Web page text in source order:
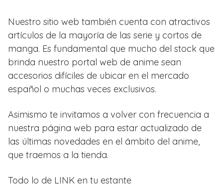
Nuestro sitio web también cuenta con atractivos
artículos de la mayoría de las serie y cortos de
manga. Es fundamental que mucho del stock que
brinda nuestro portal web de anime sean
accesorios difíciles de ubicar en el mercado
español o muchas veces exclusivos.
Asimismo te invitamos a volver con frecuencia a
nuestra página web para estar actualizado de
las últimas novedades en el ámbito del anime,
que traemos a la tienda.
Todo lo de LINK en tu estante